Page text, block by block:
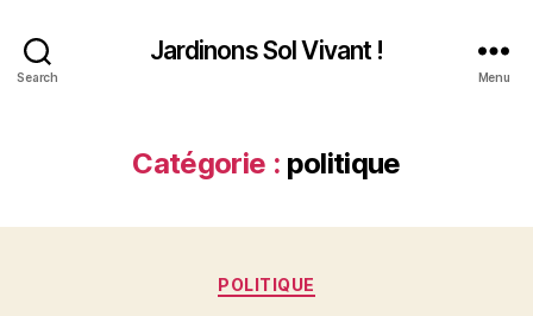
Search
Jardinons Sol Vivant !
Menu
Catégorie : politique
Catégories
POLITIQUE